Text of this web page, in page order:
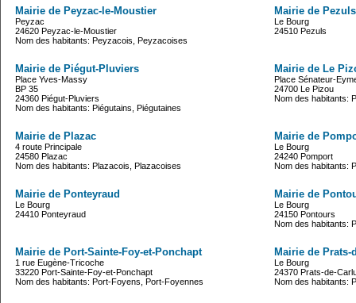
Mairie de Peyzac-le-Moustier
Peyzac
24620 Peyzac-le-Moustier
Nom des habitants: Peyzacois, Peyzacoises
Mairie de Pezuls
Le Bourg
24510 Pezuls
Mairie de Piégut-Pluviers
Place Yves-Massy
BP 35
24360 Piégut-Pluviers
Nom des habitants: Piégutains, Piégutaines
Mairie de Le
Place Sénateur-
24700 Le Pizou
Nom des habitants:
Mairie de Plazac
4 route Principale
24580 Plazac
Nom des habitants: Plazacois, Plazacoises
Mairie de
Le Bourg
24240 Pomport
Nom des habitants:
Mairie de Ponteyraud
Le Bourg
24410 Ponteyraud
Mairie de
Le Bourg
24150 Pontours
Nom des habitants:
Mairie de Port-Sainte-Foy-et-Ponchapt
1 rue Eugène-Tricoche
33220 Port-Sainte-Foy-et-Ponchapt
Nom des habitants: Port-Foyens, Port-Foyennes
Mairie de Prats-
Le Bourg
24370 Prats-de-
Nom des habitants: